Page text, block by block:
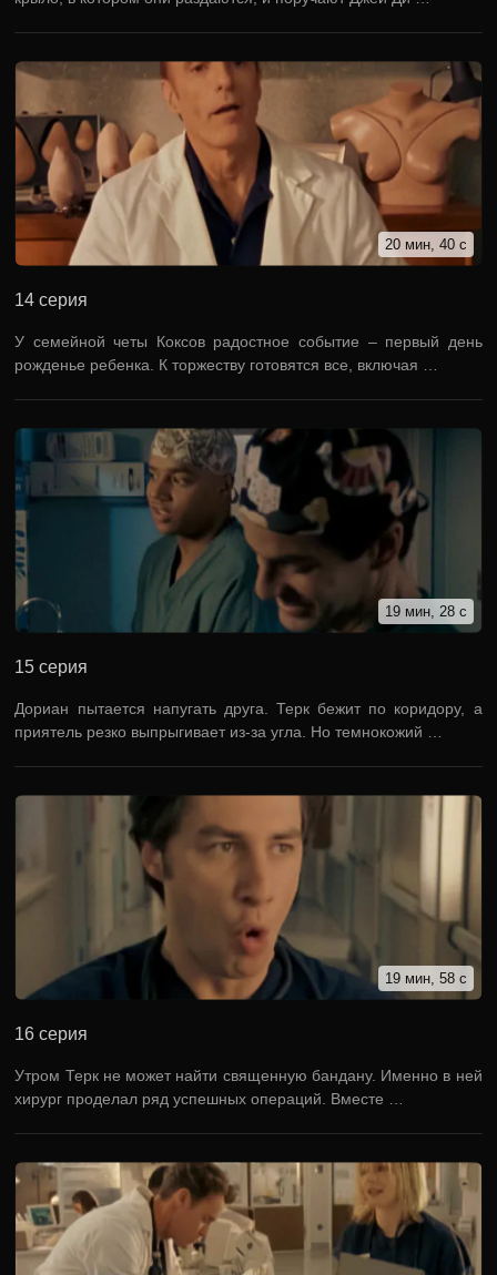
20 мин, 40 с
14 серия
У семейной четы Коксов радостное событие – первый день
рожденье ребенка. К торжеству готовятся все, включая …
19 мин, 28 с
15 серия
Дориан пытается напугать друга. Терк бежит по коридору, а
приятель резко выпрыгивает из-за угла. Но темнокожий …
19 мин, 58 с
16 серия
Утром Терк не может найти священную бандану. Именно в ней
хирург проделал ряд успешных операций. Вместе …